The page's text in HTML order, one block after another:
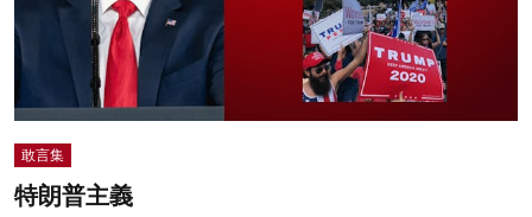
敢言集
特朗普主義